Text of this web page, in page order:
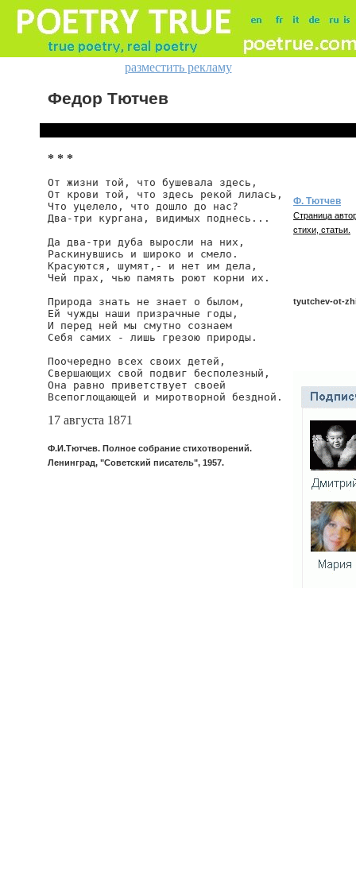
разместить рекламу
Федор Тютчев
* * *
От жизни той, что бушевала здесь,
От крови той, что здесь рекой лилась,
Что уцелело, что дошло до нас?
Два-три кургана, видимых поднесь...
Да два-три дуба выросли на них,
Раскинувшись и широко и смело.
Красуются, шумят,- и нет им дела,
Чей прах, чью память роют корни их.
Природа знать не знает о былом,
Ей чужды наши призрачные годы,
И перед ней мы смутно сознаем
Себя самих - лишь грезою природы.
Поочередно всех своих детей,
Свершающих свой подвиг бесполезный,
Она равно приветствует своей
Всепоглощающей и миротворной бездной.
17 августа 1871
Ф.И.Тютчев. Полное собрание стихотворений.
Ленинград, "Советский писатель", 1957.
Ф. Тютчев
Страница
стихи, статьи.
tyutchev-ot-